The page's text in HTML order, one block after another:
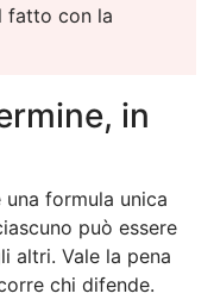
fatto con la
in
formula unica
può essere
altri. Vale la pena
chi difende.